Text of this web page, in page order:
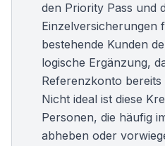
den Priority Pass und
Einzelversicherungen
bestehende Kunden
logische Ergänzung,
Referenzkonto
Nicht ideal ist diese
Personen, die häufig
abheben oder